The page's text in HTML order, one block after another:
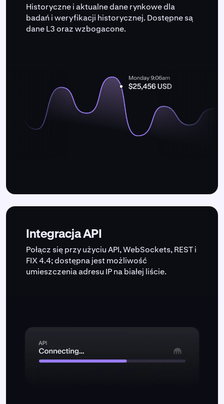
Historyczne i aktualne dane rynkowe dla
badań i weryfikacji historycznej. Dostępne są
dane L3 oraz wzbogacone.
Integracja API
Połącz się przy użyciu API, WebSockets, REST i
FIX 4.4; dostępna jest możliwość
umieszczenia adresu IP na białej liście.